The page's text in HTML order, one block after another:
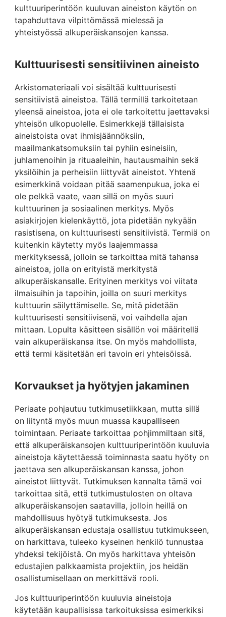
kulttuuriperintöön kuuluvan aineiston käytön on
tapahduttava vilpittömässä mielessä ja
yhteistyössä alkuperäiskansojen kanssa.
Kulttuurisesti sensitiivinen aineisto
Arkistomateriaali voi sisältää kulttuurisesti
sensitiivistä aineistoa. Tällä termillä tarkoitetaan
yleensä aineistoa, jota ei ole tarkoitettu jaettavaksi
yhteisön ulkopuolelle. Esimerkkejä tällaisista
aineistoista ovat ihmisjäännöksiin,
maailmankatsomuksiin tai pyhiin esineisiin,
juhlamenoihin ja rituaaleihin, hautausmaihin sekä
yksilöihin ja perheisiin liittyvät aineistot. Yhtenä
esimerkkinä voidaan pitää saamenpukua, joka ei
ole pelkkä vaate, vaan sillä on myös suuri
kulttuurinen ja sosiaalinen merkitys. Myös
asiakirjojen kielenkäyttö, jota pidetään nykyään
rasistisena, on kulttuurisesti sensitiivistä. Termiä on
kuitenkin käytetty myös laajemmassa
merkityksessä, jolloin se tarkoittaa mitä tahansa
aineistoa, jolla on erityistä merkitystä
alkuperäiskansalle. Erityinen merkitys voi viitata
ilmaisuihin ja tapoihin, joilla on suuri merkitys
kulttuurin säilyttämiselle. Se, mitä pidetään
kulttuurisesti sensitiivisenä, voi vaihdella ajan
mittaan. Lopulta käsitteen sisällön voi määritellä
vain alkuperäiskansa itse. On myös mahdollista,
että termi käsitetään eri tavoin eri yhteisöissä.
Korvaukset ja hyötyjen jakaminen
Periaate pohjautuu tutkimusetiikkaan, mutta sillä
on liityntä myös muun muassa kaupalliseen
toimintaan. Periaate tarkoittaa pohjimmiltaan sitä,
että alkuperäiskansojen kulttuuriperintöön kuuluvia
aineistoja käytettäessä toiminnasta saatu hyöty on
jaettava sen alkuperäiskansan kanssa, johon
aineistot liittyvät. Tutkimuksen kannalta tämä voi
tarkoittaa sitä, että tutkimustulosten on oltava
alkuperäiskansojen saatavilla, jolloin heillä on
mahdollisuus hyötyä tutkimuksesta. Jos
alkuperäiskansan edustaja osallistuu tutkimukseen,
on harkittava, tuleeko kyseinen henkilö tunnustaa
yhdeksi tekijöistä. On myös harkittava yhteisön
edustajien palkkaamista projektiin, jos heidän
osallistumisellaan on merkittävä rooli.
Jos kulttuuriperintöön kuuluvia aineistoja
käytetään kaupallisissa tarkoituksissa esimerkiksi